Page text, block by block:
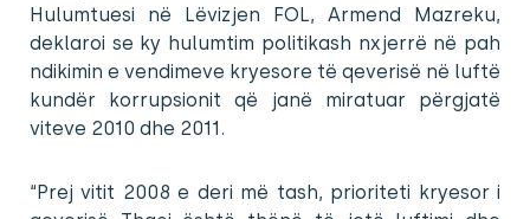
Hulumtuesi në Lëvizjen FOL, Armend Mazreku,
deklaroi se ky hulumtim politikash nxjerrë në pah
ndikimin e vendimeve kryesore të qeverisë në luftë
kundër korrupsionit që janë miratuar përgjatë
viteve 2010 dhe 2011.
“Prej vitit 2008 e deri më tash, prioriteti kryesor i